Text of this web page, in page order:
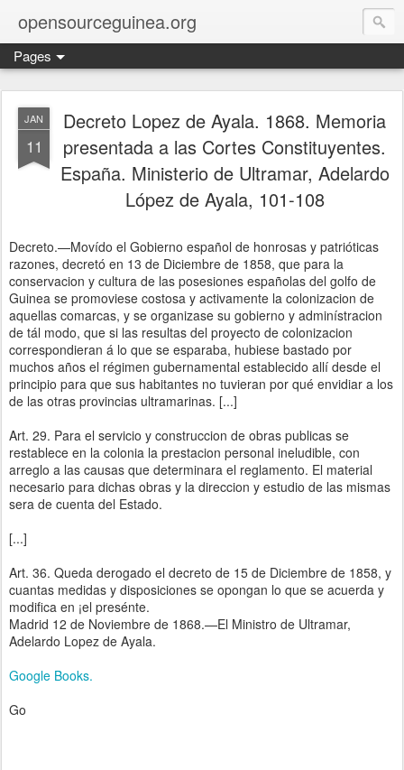
opensourceguinea.org
Pages
JAN
11
Decreto Lopez de Ayala. 1868. Memoria
presentada a las Cortes Constituyentes.
España. Ministerio de Ultramar, Adelardo
López de Ayala, 101-108
Decreto.—Movído el Gobierno español de honrosas y patrióticas
razones, decretó en 13 de Diciembre de 1858, que para la
conservacion y cultura de las posesiones españolas del golfo de
Guinea se promoviese costosa y activamente la colonizacion de
aquellas comarcas, y se organizase su gobierno y adminístracion
de tál modo, que si las resultas del proyecto de colonizacion
correspondieran á lo que se esparaba, hubiese bastado por
muchos años el régimen gubernamental establecido allí desde el
principio para que sus habitantes no tuvieran por qué envidiar a los
de las otras provincias ultramarinas. [...]
Art. 29. Para el servicio y construccion de obras publicas se
restablece en la colonia la prestacion personal ineludible, con
arreglo a las causas que determinara el reglamento. El material
necesario para dichas obras y la direccion y estudio de las mismas
sera de cuenta del Estado.
[...]
Art. 36. Queda derogado el decreto de 15 de Diciembre de 1858, y
cuantas medidas y disposiciones se opongan lo que se acuerda y
modifica en ¡el presénte.
Madrid 12 de Noviembre de 1868.—El Ministro de Ultramar,
Adelardo Lopez de Ayala.
Google Books.
Go